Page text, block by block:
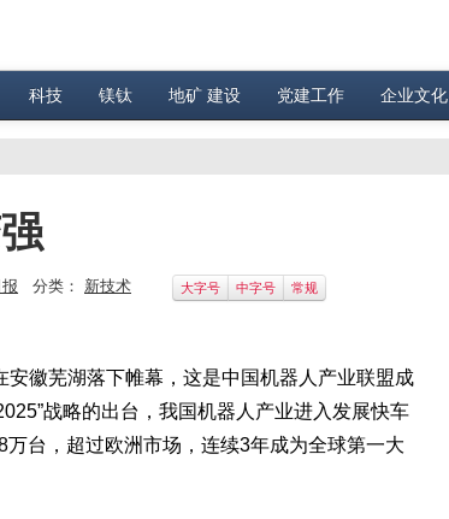
科技 镁钛 地矿 建设 党建工作 企业文化
分类： 新技术 大字号 中字号 常规
徽芜湖落下帷幕，这是中国机器人产业联盟成
战略的出台，我国机器人产业进入发展快车
台，超过欧洲市场，连续3年成为全球第一大